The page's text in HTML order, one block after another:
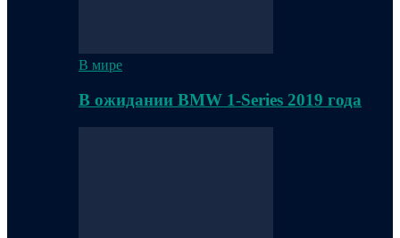
В мире
В ожидании BMW 1-Series 2019 года